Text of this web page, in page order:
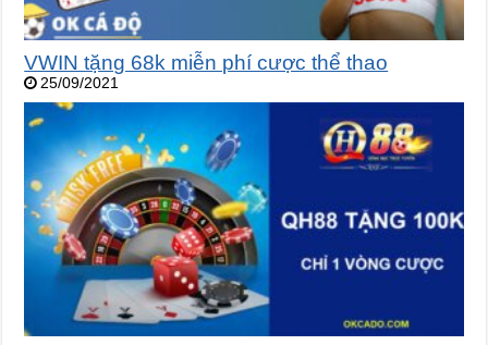
VWIN tặng 68k miễn phí cược thể thao
25/09/2021